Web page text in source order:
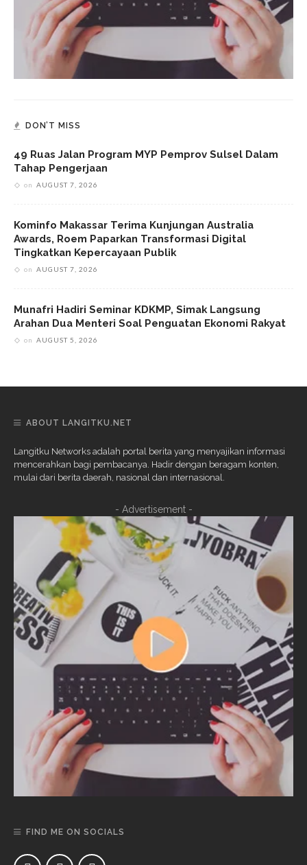
DON’T MISS
49 Ruas Jalan Program MYP Pemprov Sulsel Dalam
Tahap Pengerjaan
on AUGUST 7, 2026
Kominfo Makassar Terima Kunjungan Australia
Awards, Roem Paparkan Transformasi Digital
Tingkatkan Kepercayaan Publik
on AUGUST 7, 2026
Munafri Hadiri Seminar KDKMP, Simak Langsung
Arahan Dua Menteri Soal Penguatan Ekonomi Rakyat
on AUGUST 5, 2026
ABOUT LANGITKU.NET
Langitku Networks adalah portal berita yang menyajikan informasi
mencerahkan bagi pembacanya. Hadir dengan beragam konten,
mulai dari berita daerah, nasional dan internasional.
- Advertisement -
FIND ME ON SOCIALS